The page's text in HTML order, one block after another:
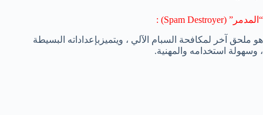
“المدمر” (Spam Destroyer) :
هو ملحق آخر لمكافحة السبام الآلي ، ويتميزبإعداداته البسيطة
، وسهولة استخدامه والمهنية.